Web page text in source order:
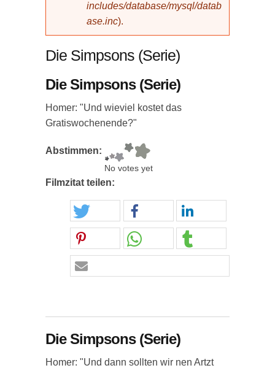
includes/database/mysql/datab
ase.inc).
Die Simpsons (Serie)
Die Simpsons (Serie)
Homer: "Und wieviel kostet das
Gratiswochenende?"
Abstimmen:
No votes yet
Filmzitat teilen:
Die Simpsons (Serie)
Homer: "Und dann sollten wir nen Artzt